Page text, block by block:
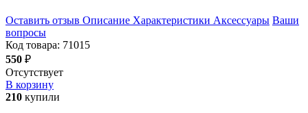
Оставить отзыв Описание Характеристики Аксессуары Ваши
вопросы
Код товара: 71015
550 ₽
Отсутствует
В корзину
210 купили